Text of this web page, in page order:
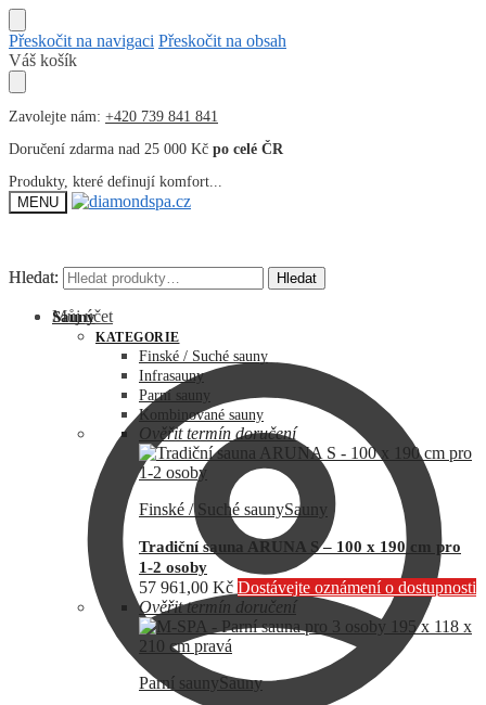
Přeskočit na navigaci Přeskočit na obsah
Váš košík
Zavolejte nám: +420 739 841 841
Doručení zdarma nad 25 000 Kč po celé ČR
Produkty, které definují komfort...
MENU
Hledat: Hledat
Můj účet
Hledat: Hledat
Sauny
KATEGORIE
Finské / Suché sauny
Infrasauny
Parní sauny
Kombinované sauny
Ověřit termín doručení
Finské / Suché saunySauny
Tradiční sauna ARUNA S – 100 x 190 cm pro
1-2 osoby
57 961,00 Kč Dostávejte oznámení o dostupnosti
Ověřit termín doručení
Parní saunySauny